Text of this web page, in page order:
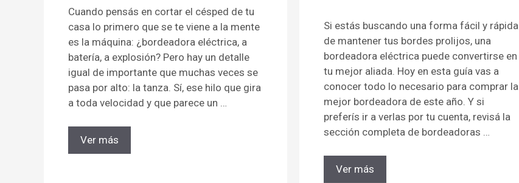
Cuando pensás en cortar el césped de tu
casa lo primero que se te viene a la mente
es la máquina: ¿bordeadora eléctrica, a
batería, a explosión? Pero hay un detalle
igual de importante que muchas veces se
pasa por alto: la tanza. Sí, ese hilo que gira
a toda velocidad y que parece un …
Ver más
Si estás buscando una forma fácil y rápida
de mantener tus bordes prolijos, una
bordeadora eléctrica puede convertirse en
tu mejor aliada. Hoy en esta guía vas a
conocer todo lo necesario para comprar la
mejor bordeadora de este año. Y si
preferís ir a verlas por tu cuenta, revisá la
sección completa de bordeadoras …
Ver más